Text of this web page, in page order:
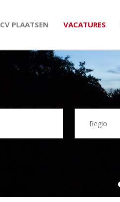
CV PLAATSEN VACATURES